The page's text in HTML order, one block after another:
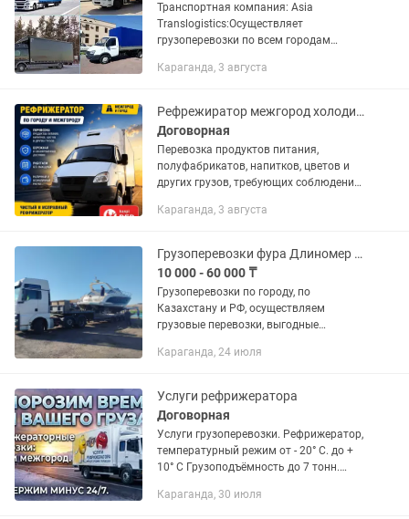
Транспортная компания: Asia
Translogistics:Осуществляет
грузоперевозки по всем городам
безнал НДС/безНДС Сборный груз.
полный спектр...
Караганда, 3 августа
Рефрежиратор межгород холодильник газель
Договорная
Перевозка продуктов питания,
полуфабрикатов, напитков, цветов и
других грузов, требующих соблюдения
межгороду ✔ Работаем без выходных
Караганда, 3 августа
Грузоперевозки фура Длиномер площадка Рефрижератор трал площадка
10 000 - 60 000 ₸
Грузоперевозки по городу, по
Казахстану и РФ, осуществляем
грузовые перевозки, выгодные
оплата на ОУР с НДС и без НДС
Караганда, 24 июля
Услуги рефрижератора
Договорная
Услуги грузоперевозки. Рефрижератор,
температурный режим от - 20° С. до +
10° С Грузоподъёмность до 7 тонн.
Караганда, 30 июля